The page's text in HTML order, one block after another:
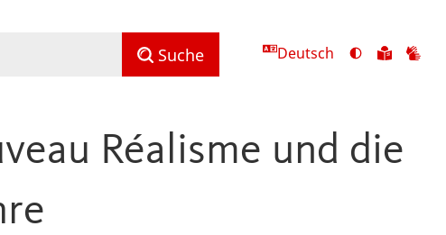
Suche Deutsch
Ansicht
umschalten
Zu
leichter
Réalisme und die